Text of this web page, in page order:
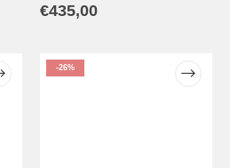
€435,00
-26%